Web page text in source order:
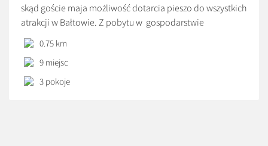
skąd goście maja możliwość dotarcia pieszo do wszystkich
atrakcji w Bałtowie. Z pobytu w gospodarstwie
zadowoleni będą osoby poszukujące biernego
wypoczynku, jak i ci, którzy preferują aktywne formy
wypoczynku. Na pierwszych czekają plaża, leżaki, ognisko i
grill, na drugich kajaki, liczne wzgórza i liczne trasy
0.75 km
9 miejsc
3 pokoje